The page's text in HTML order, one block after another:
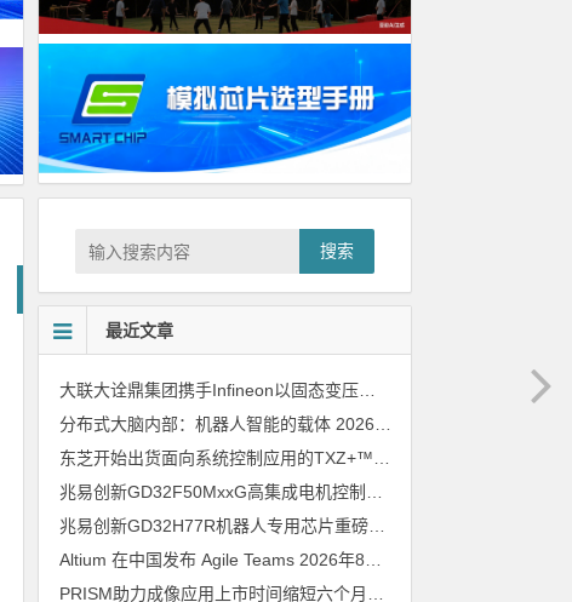
搜索
最近文章
大联大诠鼎集团携手Infineon以固态变压器重构配电效率新标杆
分布式大脑内部：机器人智能的载体 2026年8月6日
兆易创新GD32H77R机器人专用芯片重磅亮相，精准赋能伺服驱动与关节控制
Altium 在中国发布 Agile Teams 2026年8月6日